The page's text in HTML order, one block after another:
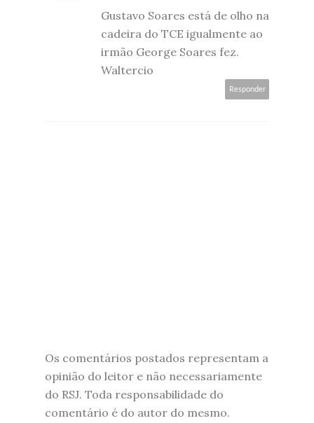
Gustavo Soares está de olho na
cadeira do TCE igualmente ao
irmão George Soares fez.
Waltercio
Responder
Os comentários postados representam a
opinião do leitor e não necessariamente
do RSJ. Toda responsabilidade do
comentário é do autor do mesmo.